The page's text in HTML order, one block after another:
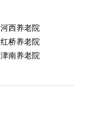
河西养老院
红桥养老院
津南养老院